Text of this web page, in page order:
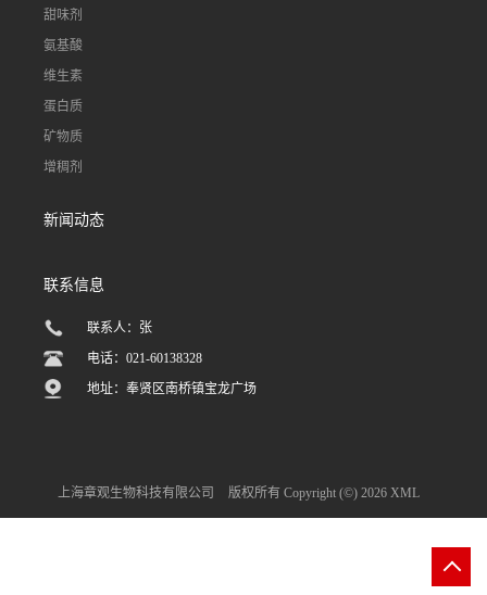
甜味剂
氨基酸
维生素
蛋白质
矿物质
增稠剂
新闻动态
联系信息
联系人：张
电话：021-60138328
地址：奉贤区南桥镇宝龙广场
上海章观生物科技有限公司 版权所有 Copyright (©) 2026 XML